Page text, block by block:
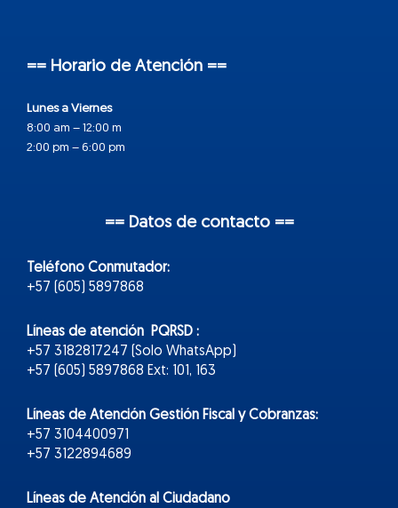
== Horario de Atención ==
Lunes a Viernes
8:00 am – 12:00 m
2:00 pm – 6:00 pm
== Datos de contacto ==
Teléfono Conmutador:
+57 (605) 5897868
Líneas de atención PQRSD :
+57 3182817247 (Solo WhatsApp)
+57 (605) 5897868 Ext: 101, 163
Líneas de Atención Gestión Fiscal y Cobranzas:
+57 3104400971
+57 3122894689
Líneas de Atención al Ciudadano